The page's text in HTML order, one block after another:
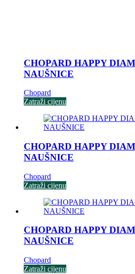
CHOPARD HAPPY
NAUŠNICE
Chopard
Zatraži cijenu
CHOPARD HAPPY
NAUŠNICE
Chopard
Zatraži cijenu
CHOPARD HAPPY
NAUŠNICE
Chopard
Zatraži cijenu